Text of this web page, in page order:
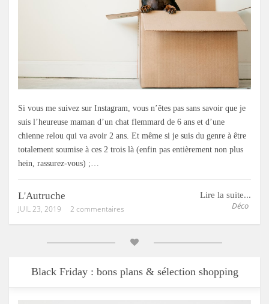
Si vous me suivez sur Instagram, vous n’êtes pas sans savoir que je
suis l’heureuse maman d’un chat flemmard de 6 ans et d’une
chienne relou qui va avoir 2 ans. Et même si je suis du genre à être
totalement soumise à ces 2 trois là (enfin pas entièrement non plus
hein, rassurez-vous) ;…
Lire la suite...
Déco
L'Autruche
JUIL 23, 2019 2 commentaires
Black Friday : bons plans & sélection shopping